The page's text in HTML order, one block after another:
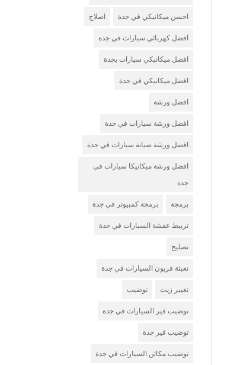
احسن ميكانيكي في جدة اصلاح
افضل كهربائي سيارات في جدة
افضل ميكانيكي سيارات بجدة
افضل ميكانيكي في جدة
افضل ورشة
افضل ورشة سيارات في جدة
افضل ورشة صيانة سيارات في جدة
افضل ورشة ميكانيكا سيارات في
جدة
برمجة برمجة كمبيوتر في جدة
تربيط عفشة السيارات في جدة
تصليح
تعبئة فريون السيارات في جدة
تغيير زيت توضيب
توضيب قير السيارات في جدة
توضيب قير جدة
توضيب مكائن السيارات في جدة